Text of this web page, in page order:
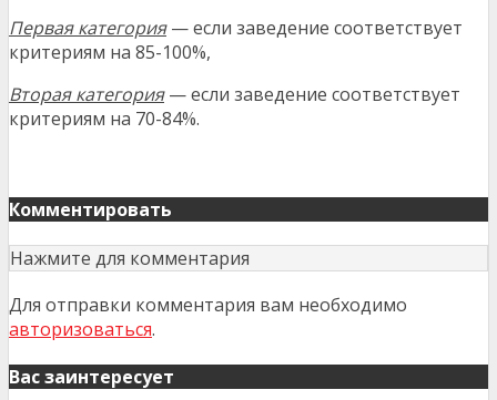
Первая категория— если заведение соответствует
критериям на 85-100%,
Вторая категория— если заведение соответствует
критериям на 70-84%.
Комментировать
Нажмите для комментария
Для отправки комментария вам необходимо
авторизоваться.
Вас заинтересует